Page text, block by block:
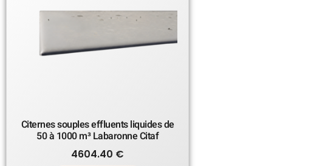
Citernes souples effluents liquides de
50 à 1000 m³ Labaronne Citaf
4604.40 €